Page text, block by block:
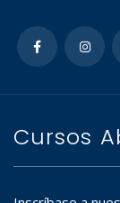
Cursos